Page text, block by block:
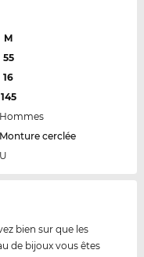
M
55
16
145
Hommes
Monture cerclée
U
bien sur que les
de bijoux vous êtes